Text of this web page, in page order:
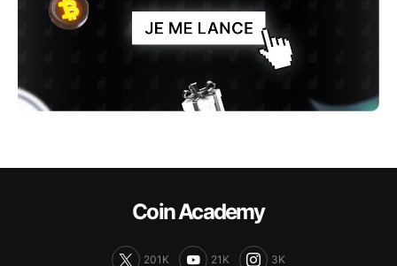
Coin Academy
201K 21K 3K